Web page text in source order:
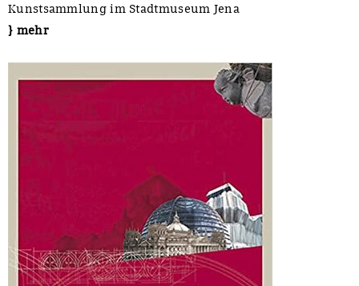
Kunstsammlung im Stadtmuseum Jena
} mehr